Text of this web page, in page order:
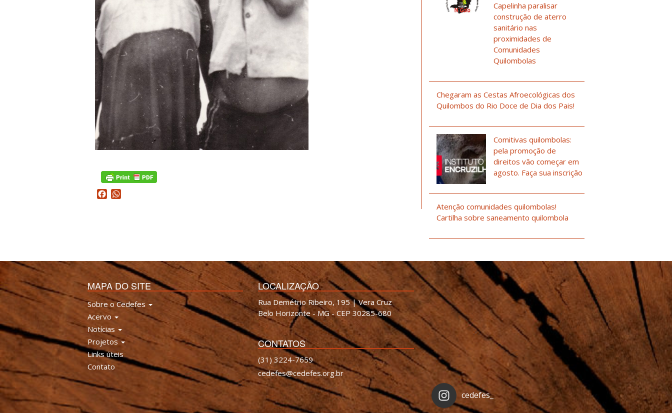
Facebook
Capelinha paralisar
construção de aterro
sanitário nas
proximidades de
Comunidades
Quilombolas
Chegaram as Cestas Afroecológicas dos
Quilombos do Rio Doce de Dia dos Pais!
Comitivas quilombolas:
pela promoção de
direitos vão começar em
agosto. Faça sua inscrição
Atenção comunidades quilombolas!
Cartilha sobre saneamento quilombola
MAPA DO SITE
Sobre o Cedefes
Acervo
Notícias
Projetos
Links úteis
Contato
LOCALIZAÇÃO
Rua Demétrio Ribeiro, 195 | Vera Cruz
Belo Horizonte - MG - CEP 30285-680
CONTATOS
(31) 3224-7659
cedefes@cedefes.org.br
cedefes_